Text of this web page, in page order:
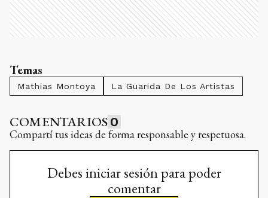
Temas
Mathias Montoya La Guarida De Los Artistas
COMENTARIOS 0
Compartí tus ideas de forma responsable y respetuosa.
Debes iniciar sesión para poder
comentar